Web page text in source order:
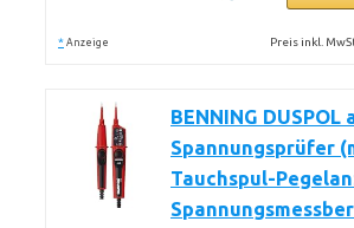
* Anzeige Preis inkl.
BENNING DUSPOL
Spannungsprüfer
Tauchspul-